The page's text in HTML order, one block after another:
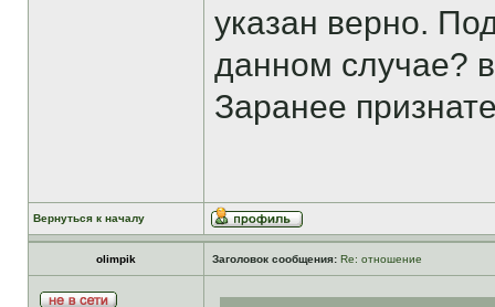
указан верно.
данном случае?
Заранее
Вернуться к началу
olimpik Заголовок сообщения: Re: отношение